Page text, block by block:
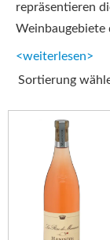
repräsentieren
Weinbaugebiete
<weiterlesen>
Sortierung